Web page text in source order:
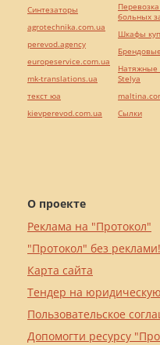
О проекте
Реклама на "Протокол"
"Протокол" без реклами!
Карта сайта
Тендер на юридическую
Пользовательское
Допомогти ресурсу
Синтезаторы
agrotechnika.com.ua
perevod.agency
europeservice.com.ua
mk-translations.ua
текст юа
kievperevod.com.ua
больных
Шкафы
Натяжные
Stelya
Cылки